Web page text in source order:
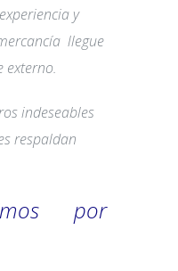
y
llegue
externo.
indeseables
respaldan
por